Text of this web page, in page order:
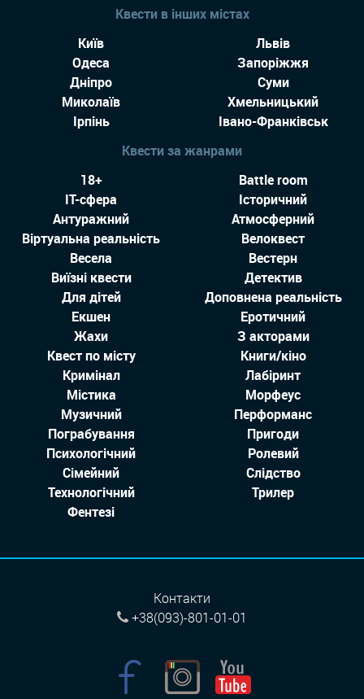
Квести в інших містах
Київ
Львів
Одеса
Запоріжжя
Дніпро
Суми
Миколаїв
Хмельницький
Ірпінь
Івано-Франківськ
Квести за жанрами
18+
Battle room
IT-сфера
Історичний
Антуражний
Атмосферний
Віртуальна реальність
Велоквест
Весела
Вестерн
Виїзні квести
Детектив
Для дітей
Доповнена реальність
Екшен
Еротичний
Жахи
З акторами
Квест по місту
Книги/кіно
Кримінал
Лабіринт
Містика
Морфеус
Музичний
Перформанс
Пограбування
Пригоди
Психологічний
Ролевий
Сімейний
Слідство
Технологiчний
Трилер
Фентезі
Контакти
+38(093)-801-01-01